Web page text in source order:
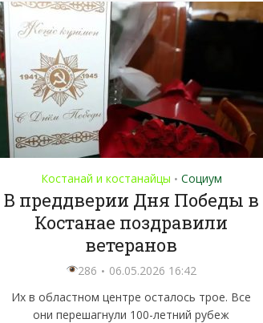
Костанай и костанайцы • Социум
В преддверии Дня Победы в
Костанае поздравили
ветеранов
286
06.05.2026 16:42
Их в областном центре осталось трое. Все
они перешагнули 100-летний рубеж